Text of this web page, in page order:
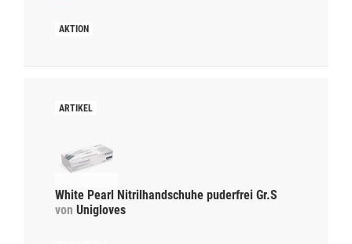
White Pearl Nitrilhandschuhe puderfrei Gr.S
von Unigloves